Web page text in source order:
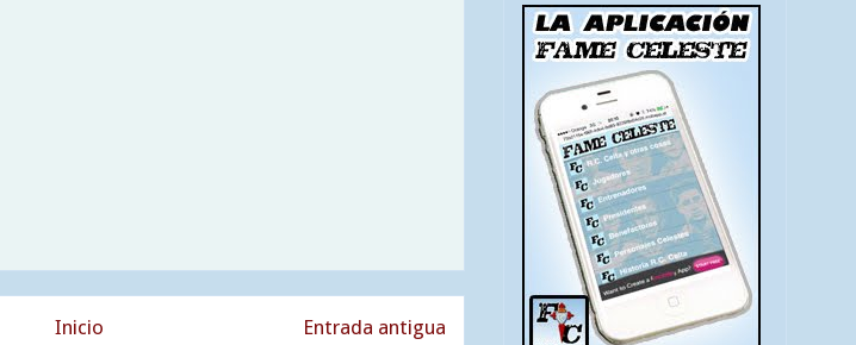
Entrada antigua
Inicio